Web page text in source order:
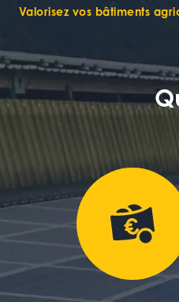
Valorisez vos bâtiments